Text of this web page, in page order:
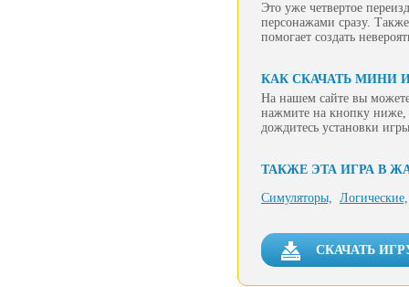
Это уже четвертое
персонажами сразу.
помогает создать
КАК СКАЧАТЬ МИНИ
На нашем сайте вы
нажмите на кнопку ниже,
дождитесь установки
ТАКЖЕ ЭТА ИГРА В
Симуляторы, Логические,
СКАЧАТЬ